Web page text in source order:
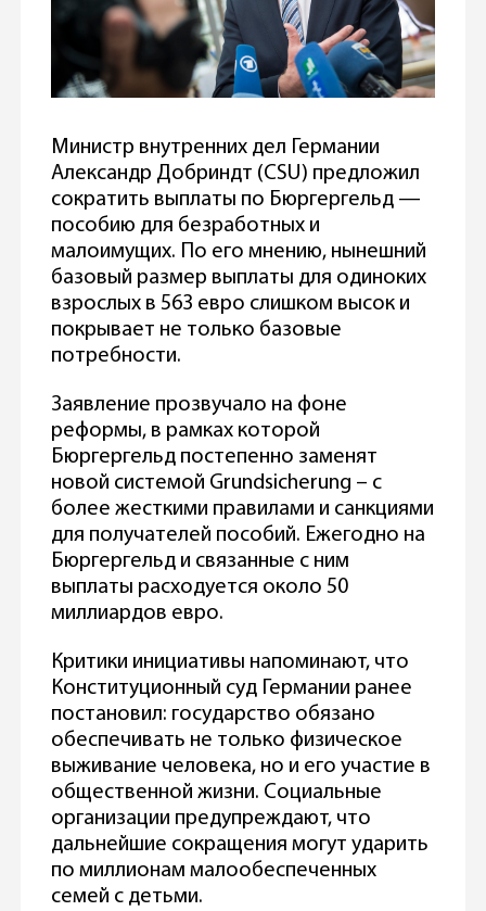
Министр внутренних дел Германии
Александр Добриндт (CSU) предложил
сократить выплаты по Бюргергельд —
пособию для безработных и
малоимущих. По его мнению, нынешний
базовый размер выплаты для одиноких
взрослых в 563 евро слишком высок и
покрывает не только базовые
потребности.
Заявление прозвучало на фоне
реформы, в рамках которой
Бюргергельд постепенно заменят
новой системой Grundsicherung – с
более жесткими правилами и санкциями
для получателей пособий. Ежегодно на
Бюргергельд и связанные с ним
выплаты расходуется около 50
миллиардов евро.
Критики инициативы напоминают, что
Конституционный суд Германии ранее
постановил: государство обязано
обеспечивать не только физическое
выживание человека, но и его участие в
общественной жизни. Социальные
организации предупреждают, что
дальнейшие сокращения могут ударить
по миллионам малообеспеченных
семей c детьми.